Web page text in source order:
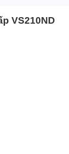
VS210ND